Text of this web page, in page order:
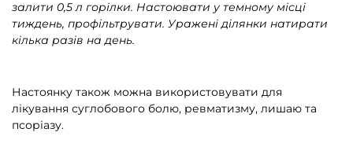
залити 0,5 л горілки. Настоювати у темному місці
тиждень, профільтрувати. Уражені ділянки натирати
кілька разів на день.
Настоянку також можна використовувати для
лікування суглобового болю, ревматизму, лишаю та
псоріазу.